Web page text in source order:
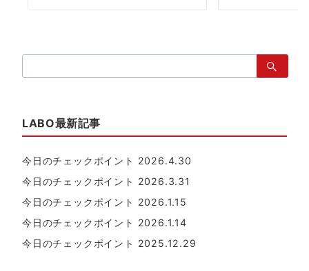
索：
LABO最新記事
今日のチェックポイント 2026.4.30
今日のチェックポイント 2026.3.31
今日のチェックポイント 2026.1.15
今日のチェックポイント 2026.1.14
今日のチェックポイント 2025.12.29